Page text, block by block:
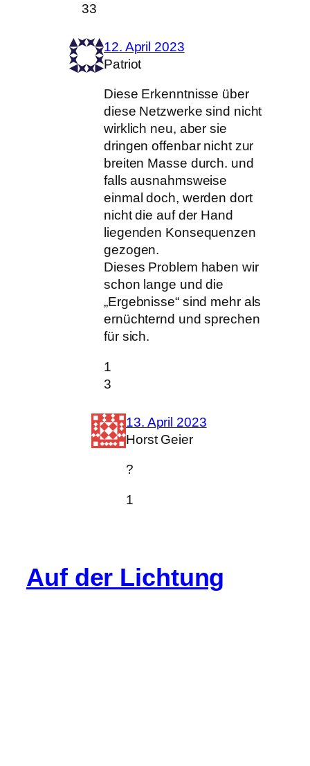
33
12. April 2023
Patriot
Diese Erkenntnisse über
diese Netzwerke sind nicht
wirklich neu, aber sie
dringen offenbar nicht zur
breiten Masse durch. und
falls ausnahmsweise
einmal doch, werden dort
nicht die auf der Hand
liegenden Konsequenzen
gezogen.
Dieses Problem haben wir
schon lange und die
„Ergebnisse“ sind mehr als
ernüchternd und sprechen
für sich.
1
3
13. April 2023
Horst Geier
?
1
Auf der Lichtung